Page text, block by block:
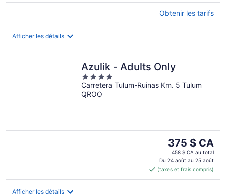
Obtenir les tarifs
Afficher les détails
Azulik - Adults Only
4
out
of
Carretera Tulum-Ruinas Km. 5 Tulum
QROO
Le
prix
est
de 375 $ CA
par
375 $ CA
458 $ CA au total
Du 24 août au 25 août
(taxes et frais compris)
Afficher les détails